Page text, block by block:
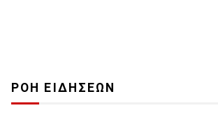
ΡΟΗ ΕΙΔΗΣΕΩΝ